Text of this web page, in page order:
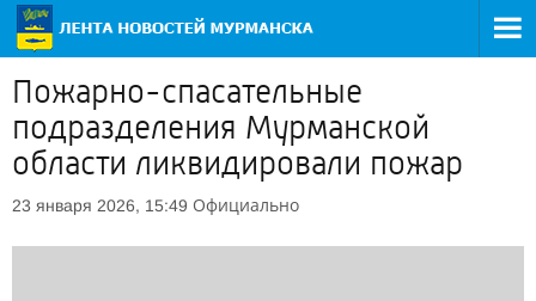
Пожарно-спасательные
подразделения Мурманской
области ликвидировали пожар
23 января 2026, 15:49 Официально